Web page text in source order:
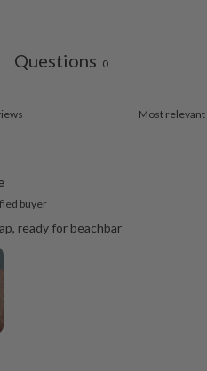
Questions 0
buyer
ready for beachbar